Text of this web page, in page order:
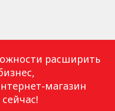
расширить
магазин